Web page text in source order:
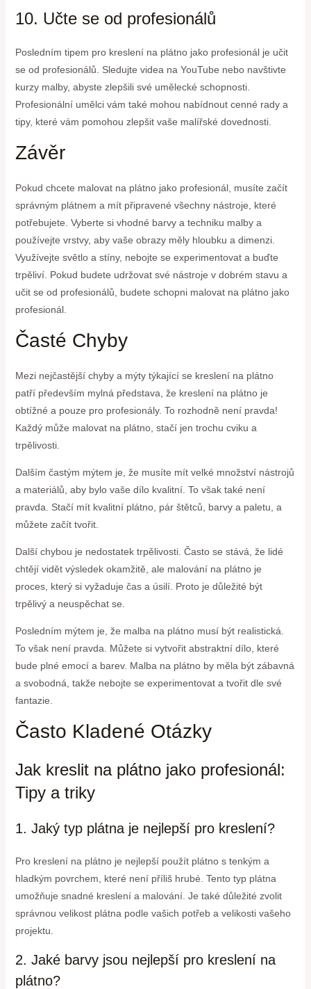
10. Učte se od profesionálů
Posledním tipem pro kreslení na plátno jako profesionál je učit
se od profesionálů. Sledujte videa na YouTube nebo navštivte
kurzy malby, abyste zlepšili své umělecké schopnosti.
Profesionální umělci vám také mohou nabídnout cenné rady a
tipy, které vám pomohou zlepšit vaše malířské dovednosti.
Závěr
Pokud chcete malovat na plátno jako profesionál, musíte začít
správným plátnem a mít připravené všechny nástroje, které
potřebujete. Vyberte si vhodné barvy a techniku malby a
používejte vrstvy, aby vaše obrazy měly hloubku a dimenzi.
Využívejte světlo a stíny, nebojte se experimentovat a buďte
trpěliví. Pokud budete udržovat své nástroje v dobrém stavu a
učit se od profesionálů, budete schopni malovat na plátno jako
profesionál.
Časté Chyby
Mezi nejčastější chyby a mýty týkající se kreslení na plátno
patří především mylná představa, že kreslení na plátno je
obtížné a pouze pro profesionály. To rozhodně není pravda!
Každý může malovat na plátno, stačí jen trochu cviku a
trpělivosti.
Dalším častým mýtem je, že musíte mít velké množství nástrojů
a materiálů, aby bylo vaše dílo kvalitní. To však také není
pravda. Stačí mít kvalitní plátno, pár štětců, barvy a paletu, a
můžete začít tvořit.
Další chybou je nedostatek trpělivosti. Často se stává, že lidé
chtějí vidět výsledek okamžitě, ale malování na plátno je
proces, který si vyžaduje čas a úsilí. Proto je důležité být
trpělivý a neuspěchat se.
Posledním mýtem je, že malba na plátno musí být realistická.
To však není pravda. Můžete si vytvořit abstraktní dílo, které
bude plné emocí a barev. Malba na plátno by měla být zábavná
a svobodná, takže nebojte se experimentovat a tvořit dle své
fantazie.
Často Kladené Otázky
Jak kreslit na plátno jako profesionál:
Tipy a triky
1. Jaký typ plátna je nejlepší pro kreslení?
Pro kreslení na plátno je nejlepší použít plátno s tenkým a
hladkým povrchem, které není příliš hrubé. Tento typ plátna
umožňuje snadné kreslení a malování. Je také důležité zvolit
správnou velikost plátna podle vašich potřeb a velikosti vašeho
projektu.
2. Jaké barvy jsou nejlepší pro kreslení na
plátno?